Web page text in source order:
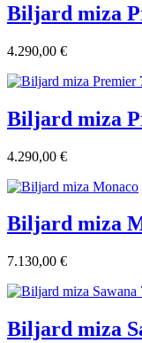
Biljard miza
4.290,00 €
Biljard miza
4.290,00 €
Biljard miza
7.130,00 €
Biljard miza